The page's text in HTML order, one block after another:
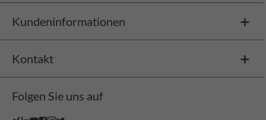
Kundeninformationen
Kontakt
Folgen Sie uns auf